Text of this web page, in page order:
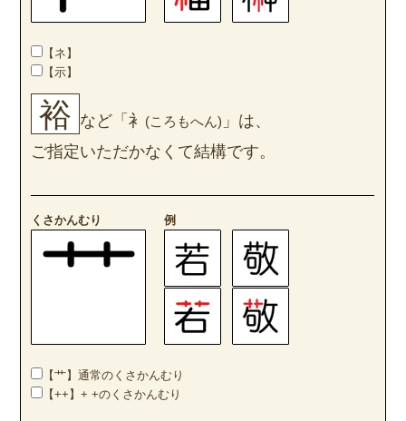
【ネ】
【示】
裕 など「衤 (ころもへん) 」は、
ご指定いただかなくて結構です。
くさかんむり 例
【艹】通常のくさかんむり
【++】+ +のくさかんむり